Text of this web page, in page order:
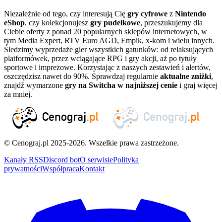
Niezależnie od tego, czy interesują Cię gry cyfrowe z Nintendo
eShop, czy kolekcjonujesz gry pudełkowe, przeszukujemy dla
Ciebie oferty z ponad 20 popularnych sklepów internetowych, w
tym Media Expert, RTV Euro AGD, Empik, x-kom i wielu innych.
Śledzimy wyprzedaże gier wszystkich gatunków: od relaksujących
platformówek, przez wciągające RPG i gry akcji, aż po tytuły
sportowe i imprezowe. Korzystając z naszych zestawień i alertów,
oszczędzisz nawet do 90%. Sprawdzaj regularnie aktualne zniżki,
znajdź wymarzone gry na Switcha w najniższej cenie i graj więcej
za mniej.
© Cenograj.pl 2025-2026. Wszelkie prawa zastrzeżone.
Kanały RSSDiscord botO serwisiePolityka
prywatnościWspółpracaKontakt